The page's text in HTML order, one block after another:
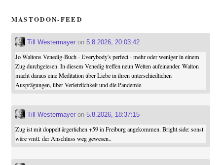
MASTODON-FEED
Till Westermayeron 5.8.2026, 20:03:42
Jo Waltons Venedig-Buch - Everybody's perfect - mehr oder weniger in einem
Zug durchgelesen. In diesem Venedig treffen neun Welten aufeinander. Walton
macht daraus eine Meditation über Liebe in ihren unterschiedlichen
Ausprägungen, über Verletzlichkeit und die Pandemie.
Till Westermayeron 5.8.2026, 18:37:15
Zug ist mit doppelt ärgerlichen +59 in Freiburg angekommen. Bright side: sonst
wäre vmtl. der Anschluss weg gewesen..